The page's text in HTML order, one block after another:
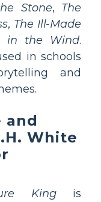
Stone, The
, The Ill-Made
in the Wind.
in schools
and
and
White
Kingis